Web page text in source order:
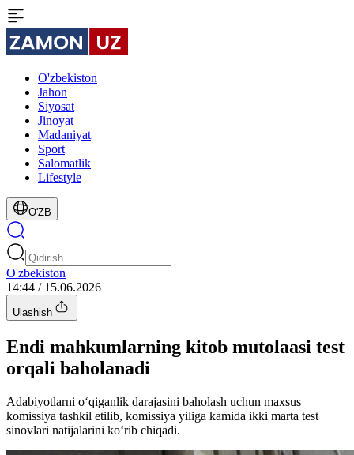
O'zbekiston
Jahon
Siyosat
Jinoyat
Madaniyat
Sport
Salomatlik
Lifestyle
O'ZB
O'zbekiston
14:44 / 15.06.2026
Ulashish
Endi mahkumlarning kitob mutolaasi test
orqali baholanadi
Adabiyotlarni o‘qiganlik darajasini baholash uchun maxsus
komissiya tashkil etilib, komissiya yiliga kamida ikki marta test
sinovlari natijalarini ko‘rib chiqadi.